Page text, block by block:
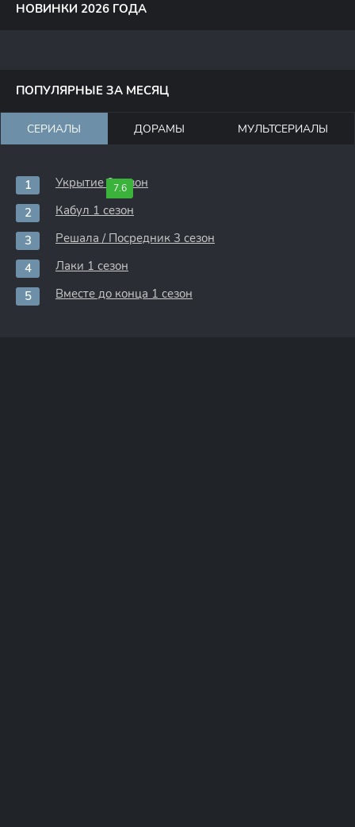
НОВИНКИ 2026 ГОДА
ПОПУЛЯРНЫЕ ЗА МЕСЯЦ
СЕРИАЛЫ ДОРАМЫ МУЛЬТСЕРИАЛЫ
7.6
Укрытие 3 сезон
Кабул 1 сезон
Решала / Посредник 3 сезон
Лаки 1 сезон
Вместе до конца 1 сезон